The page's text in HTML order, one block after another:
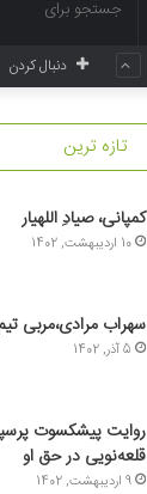
دنبال کردن
تازه ترین
کمپانی، صیادِ اللهیار
10 اردیبهشت, 1402
سهراب مرادی،مربی
5 آذر, 1402
روایت پیشکسوت
قلعه‌نویی در حق او
9 اردیبهشت, 1402